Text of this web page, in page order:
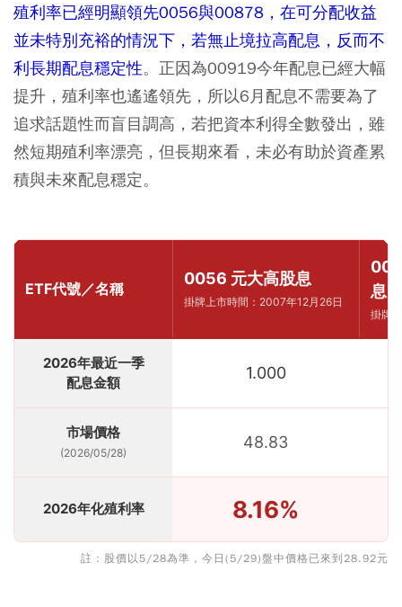
殖利率已經明顯領先0056與00878，在可分配收益
並未特別充裕的情況下，若無止境拉高配息，反而不
利長期配息穩定性。正因為00919今年配息已經大幅
提升，殖利率也遙遙領先，所以6月配息不需要為了
追求話題性而盲目調高，若把資本利得全數發出，雖
然短期殖利率漂亮，但長期來看，未必有助於資產累
積與未來配息穩定。
ETF代號／名稱
0056 元大高股息
掛牌上市時間：2007年12月26日
息
掛牌
2026年最近一季
配息金額
1.000
市場價格
(2026/05/28)
48.83
2026年化殖利率 8.16%
註：股價以5/28為準，今日(5/29)盤中價格已來到28.92元